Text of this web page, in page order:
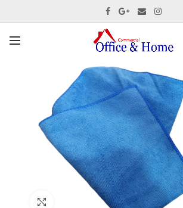
Ver tamaño completo